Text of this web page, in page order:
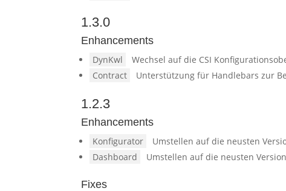
1.3.0
Enhancements
DynKwl
Wechsel auf die CSI
Contract
Unterstützung für Handlebars zur
1.2.3
Enhancements
Konfigurator
Umstellen auf die neusten
Dashboard
Umstellen auf die neusten
Fixes